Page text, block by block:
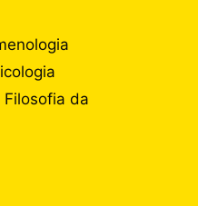
Filosofia da